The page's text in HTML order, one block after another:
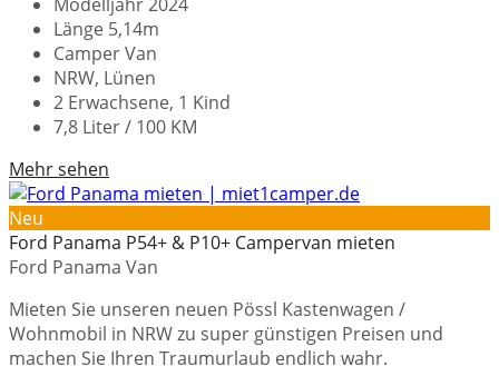
Länge 5,14m
Camper Van
NRW, Lünen
2 Erwachsene, 1 Kind
7,8 Liter / 100 KM
Mehr sehen
Neu
Ford Panama P54+ & P10+ Campervan mieten
Ford Panama Van
Mieten Sie unseren neuen Pössl Kastenwagen /
Wohnmobil in NRW zu super günstigen Preisen und
machen Sie Ihren Traumurlaub endlich wahr.